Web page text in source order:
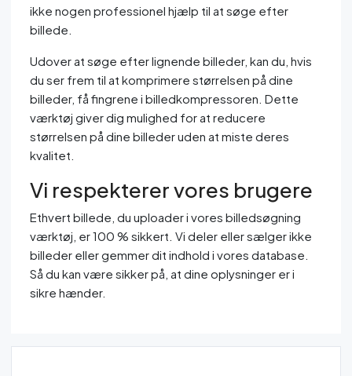
ikke nogen professionel hjælp til at søge efter
billede.
Udover at søge efter lignende billeder, kan du, hvis
du ser frem til at komprimere størrelsen på dine
billeder, få fingrene i billedkompressoren. Dette
værktøj giver dig mulighed for at reducere
størrelsen på dine billeder uden at miste deres
kvalitet.
Vi respekterer vores brugere
Ethvert billede, du uploader i vores billedsøgning
værktøj, er 100 % sikkert. Vi deler eller sælger ikke
billeder eller gemmer dit indhold i vores database.
Så du kan være sikker på, at dine oplysninger er i
sikre hænder.